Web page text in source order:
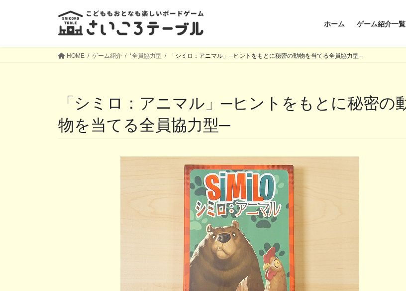
ホーム ゲーム紹介一覧
HOME ゲーム紹介 *全員協力型 「シミロ：アニマル」─ヒントをもとに秘密の動物を当てる全員協力型─
「シミロ：アニマル」─ヒントをもとに秘密の動
物を当てる全員協力型─